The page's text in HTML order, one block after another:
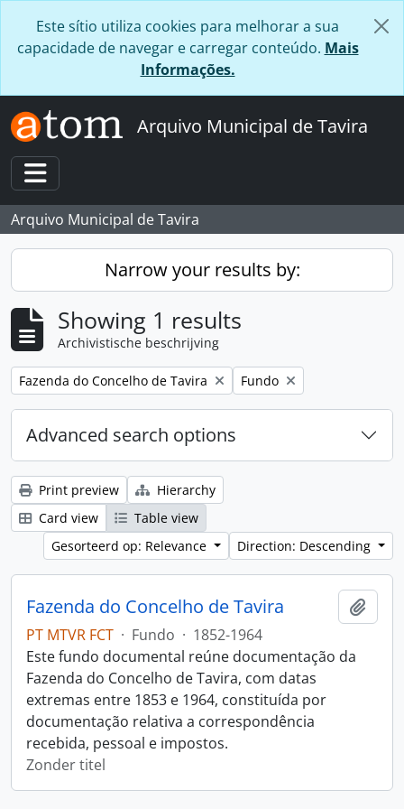
Este sítio utiliza cookies para melhorar a sua
capacidade de navegar e carregar conteúdo. Mais
Informações.
Arquivo Municipal de Tavira
Toggle navigation
Arquivo Municipal de Tavira
Narrow your results by:
Showing 1 results
Archivistische beschrijving
Remove filter:
Fazenda do Concelho de Tavira Remove filter:
Fundo
Advanced search options
Print preview
Hierarchy
Card view
Table view
Gesorteerd op: Relevance
Direction: Descending
Fazenda do Concelho de Tavira
PT MTVR FCT · Fundo · 1852-1964
Este fundo documental reúne documentação da
Fazenda do Concelho de Tavira, com datas
extremas entre 1853 e 1964, constituída por
documentação relativa a correspondência
recebida, pessoal e impostos.
Zonder titel